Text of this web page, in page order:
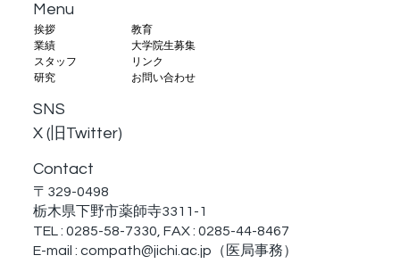
Menu
挨拶
業績
スタッフ
研究
教育
大学院生募集
リンク
お問い合わせ
SNS
X (旧Twitter)
〒329-0498
栃木県下野市薬師寺3311-1
TEL : 0285-58-7330, FAX : 0285-44-8467
E-mail :compath@jichi.ac.jp （医局事務）
Contact